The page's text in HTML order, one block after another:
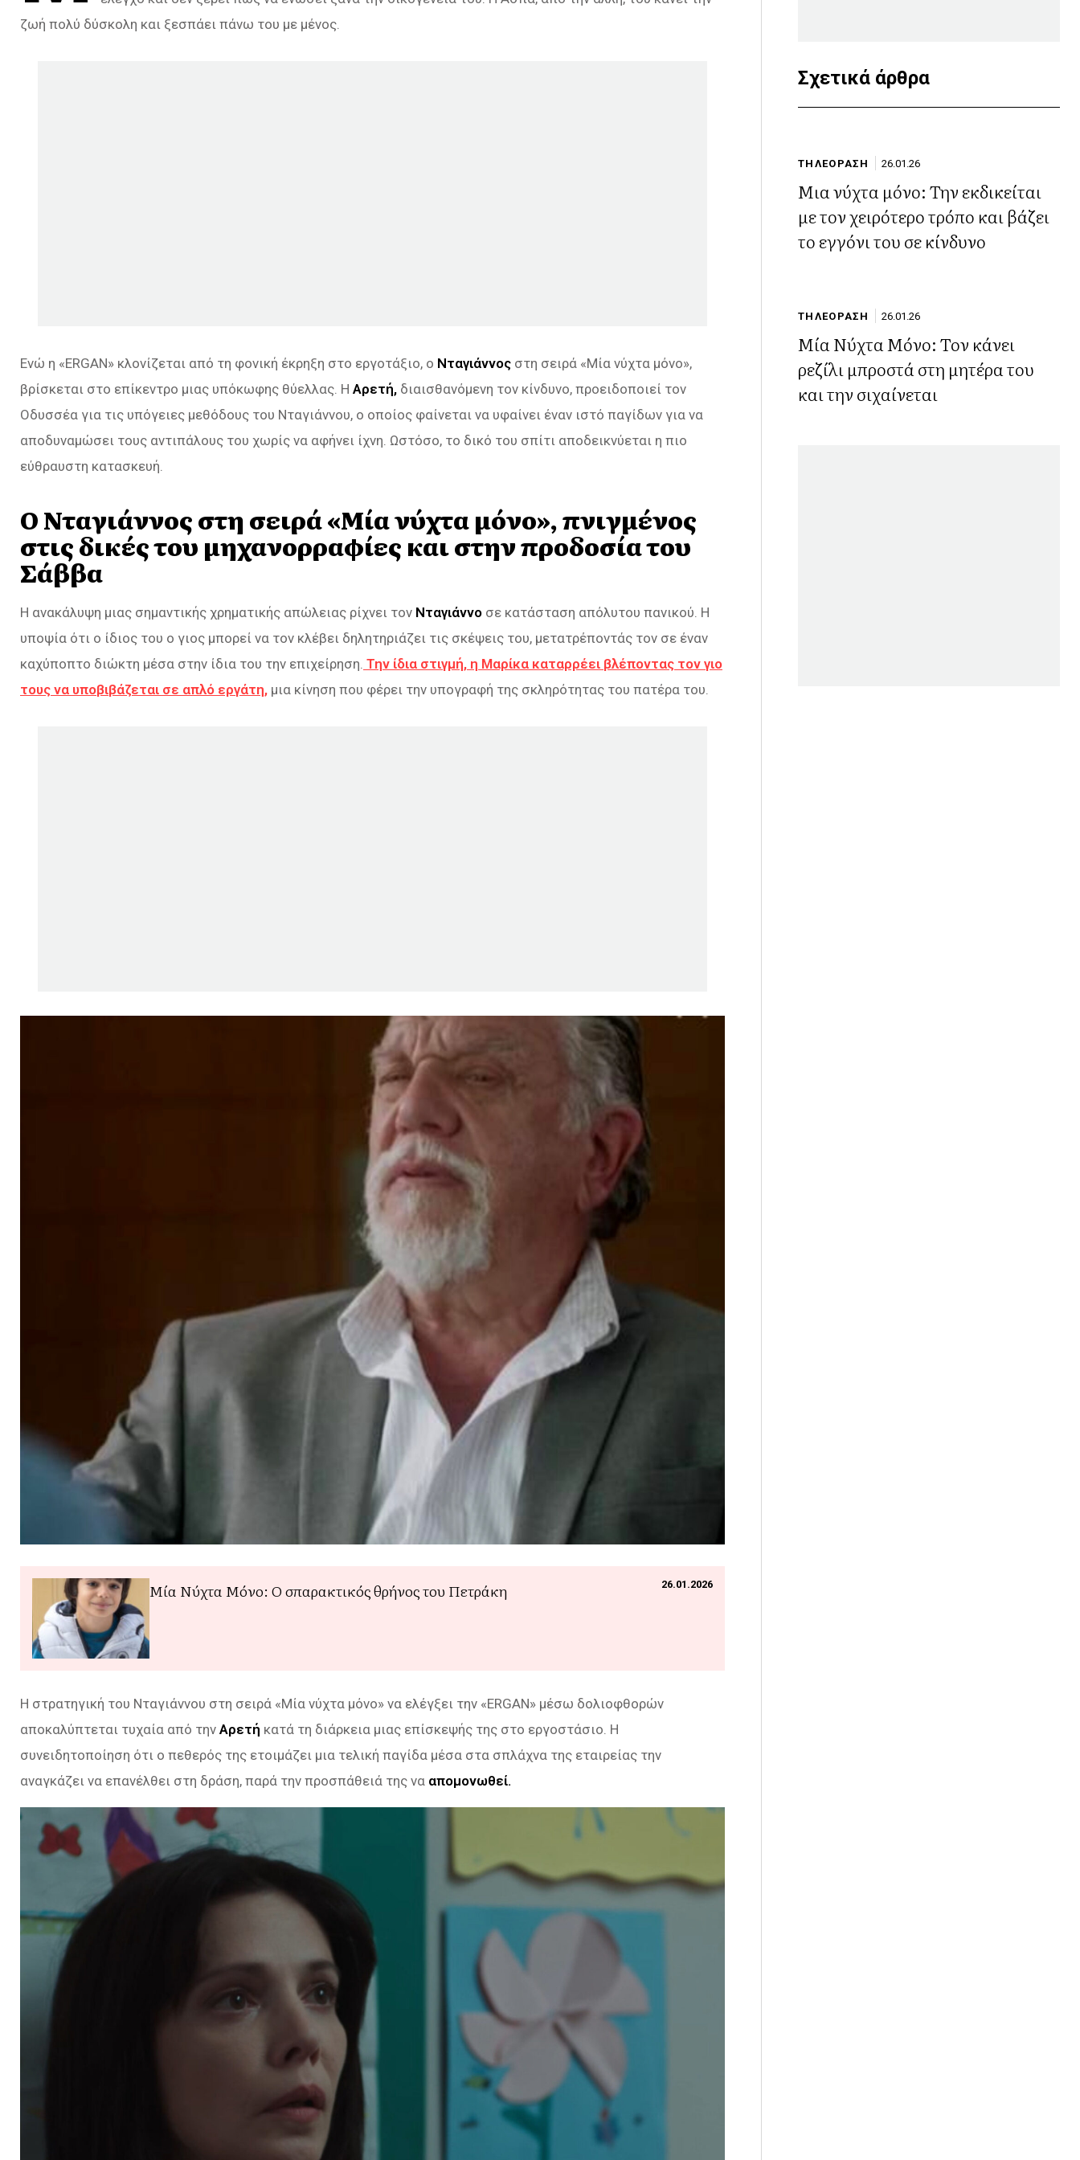
ζωή πολύ δύσκολη και ξεσπάει πάνω του με μένος.
Ενώ η «ERGAN» κλονίζεται από τη φονική έκρηξη στο εργοτάξιο, ο Νταγιάννος στη σειρά «Μία νύχτα μόνο»,
βρίσκεται στο επίκεντρο μιας υπόκωφης θύελλας. Η Αρετή, διαισθανόμενη τον κίνδυνο, προειδοποιεί τον
Οδυσσέα για τις υπόγειες μεθόδους του Νταγιάννου, ο οποίος φαίνεται να υφαίνει έναν ιστό παγίδων για να
αποδυναμώσει τους αντιπάλους του χωρίς να αφήνει ίχνη. Ωστόσο, το δικό του σπίτι αποδεικνύεται η πιο
εύθραυστη κατασκευή.
Ο Νταγιάννος στη σειρά «Μία νύχτα μόνο», πνιγμένος
στις δικές του μηχανορραφίες και στην προδοσία του
Σάββα
Η ανακάλυψη μιας σημαντικής χρηματικής απώλειας ρίχνει τον Νταγιάννο σε κατάσταση απόλυτου πανικού. Η
υποψία ότι ο ίδιος του ο γιος μπορεί να τον κλέβει δηλητηριάζει τις σκέψεις του, μετατρέποντάς τον σε έναν
καχύποπτο διώκτη μέσα στην ίδια του την επιχείρηση. Την ίδια στιγμή, η Μαρίκα καταρρέει βλέποντας τον γιο
τους να υποβιβάζεται σε απλό εργάτη, μια κίνηση που φέρει την υπογραφή της σκληρότητας του πατέρα του.
26.01.2026
Μία Νύχτα Μόνο: Ο σπαρακτικός θρήνος του Πετράκη
Η στρατηγική του Νταγιάννου στη σειρά «Μία νύχτα μόνο» να ελέγξει την «ERGAN» μέσω δολιοφθορών
αποκαλύπτεται τυχαία από την Αρετή κατά τη διάρκεια μιας επίσκεψής της στο εργοστάσιο. Η
συνειδητοποίηση ότι ο πεθερός της ετοιμάζει μια τελική παγίδα μέσα στα σπλάχνα της εταιρείας την
αναγκάζει να επανέλθει στη δράση, παρά την προσπάθειά της να απομονωθεί.
Σχετικά άρθρα
ΤΗΛΕΟΡΑΣΗ 26.01.26
Μια νύχτα μόνο: Την εκδικείται
με τον χειρότερο τρόπο και βάζει
το εγγόνι του σε κίνδυνο
ΤΗΛΕΟΡΑΣΗ 26.01.26
Μία Νύχτα Μόνο: Τον κάνει
ρεζίλι μπροστά στη μητέρα του
και την σιχαίνεται